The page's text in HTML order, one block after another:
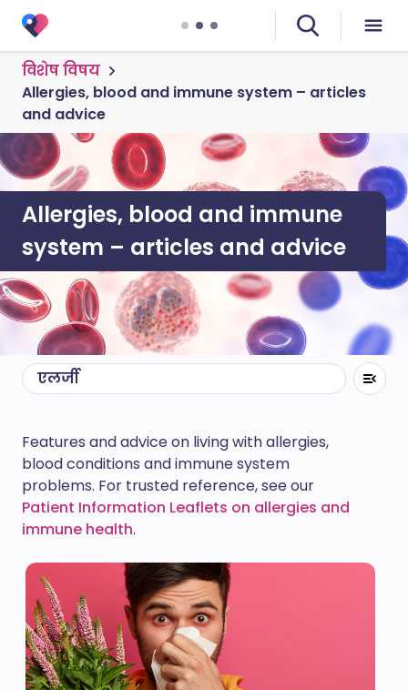
विशेष विषय
Allergies, blood and immune system – articles
and advice
Allergies, blood and immune
system – articles and advice
एलर्जी
Features and advice on living with allergies,
blood conditions and immune system
problems. For trusted reference, see our
Patient Information Leaflets on allergies and
immune health.